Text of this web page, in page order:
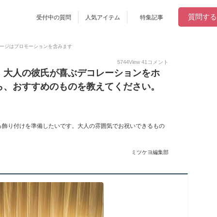
受付中の質問 人気アイテム 特集記事 質問する
ジはプロモーションを含みます
5744View 41 コメント
人の彼氏が喜ぶデコレーションをホ
おすすめのものを教えてください。
り付けを準備したいです。大人の雰囲気でお祝いできるもの
ミツケヨ編集部